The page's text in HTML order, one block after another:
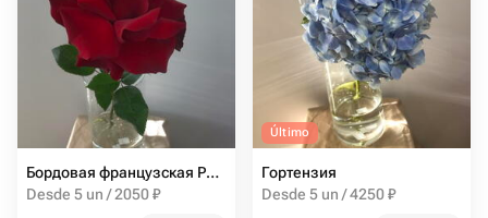
Бордовая французская Роза
Desde 5 un / 2050 ₽
Último
Гортензия
Desde 5 un / 4250 ₽